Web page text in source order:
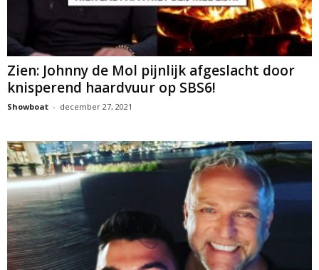
Zien: Johnny de Mol pijnlijk afgeslacht door
knisperend haardvuur op SBS6!
Showboat - december 27, 2021